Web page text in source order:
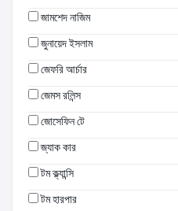
জামশেদ নাজিম
জুনায়েদ ইসলাম
জেফরি আর্চার
জেমস রলিন্স
জোসেফিন টে
জ্যাক কার
টম ক্ল্যান্সি
টম হারপার